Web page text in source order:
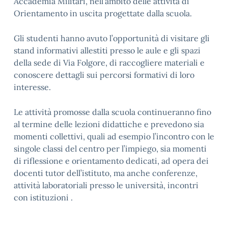
Orientamento in uscita progettate dalla scuola.
Gli studenti hanno avuto l’opportunità di visitare gli
stand informativi allestiti presso le aule e gli spazi
della sede di Via Folgore, di raccogliere materiali e
conoscere dettagli sui percorsi formativi di loro
interesse.
Le attività promosse dalla scuola continueranno fino
al termine delle lezioni didattiche e prevedono sia
momenti collettivi, quali ad esempio l’incontro con le
singole classi del centro per l’impiego, sia momenti
di riflessione e orientamento dedicati, ad opera dei
docenti tutor dell’istituto, ma anche conferenze,
attività laboratoriali presso le università, incontri
con istituzioni .